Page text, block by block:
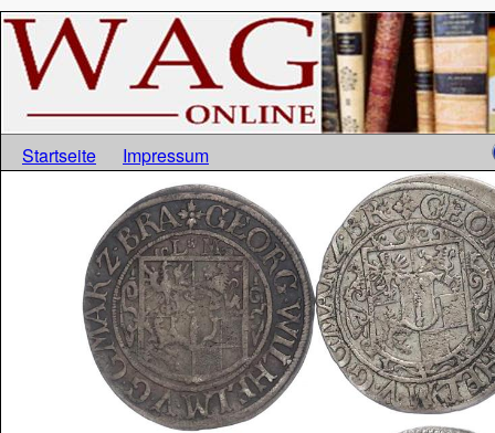
Startseite Impressum